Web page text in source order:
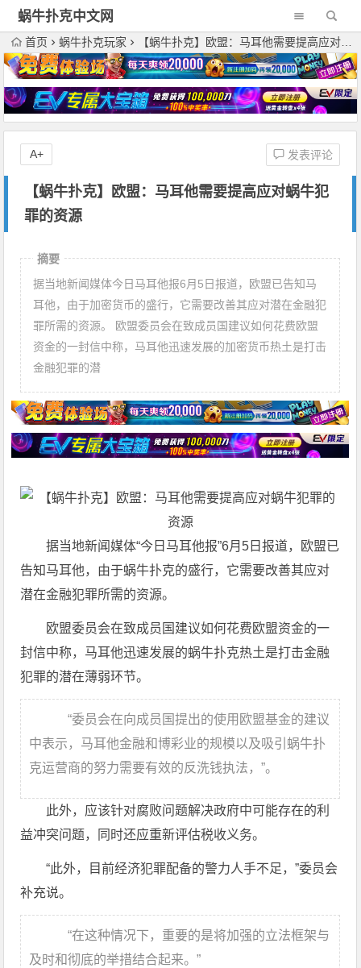
蜗牛扑克中文网
首页 蜗牛扑克玩家 【蜗牛扑克】欧盟：马耳他需要提高应对蜗牛犯罪的资源
【蜗牛扑克】欧盟：马耳他需要提高应对蜗牛犯
罪的资源
发表评论
A+
摘要
据当地新闻媒体今日马耳他报6月5日报道，欧盟已告知马
耳他，由于加密货币的盛行，它需要改善其应对潜在金融犯
罪所需的资源。 欧盟委员会在致成员国建议如何花费欧盟
资金的一封信中称，马耳他迅速发展的加密货币热土是打击
金融犯罪的潜
据当地新闻媒体“今日马耳他报”6月5日报道，欧盟已
告知马耳他，由于蜗牛扑克的盛行，它需要改善其应对
潜在金融犯罪所需的资源。
欧盟委员会在致成员国建议如何花费欧盟资金的一
封信中称，马耳他迅速发展的蜗牛扑克热土是打击金融
犯罪的潜在薄弱环节。
“委员会在向成员国提出的使用欧盟基金的建议
中表示，马耳他金融和博彩业的规模以及吸引蜗牛扑
克运营商的努力需要有效的反洗钱执法，”。
此外，应该针对腐败问题解决政府中可能存在的利
益冲突问题，同时还应重新评估税收义务。
“此外，目前经济犯罪配备的警力人手不足，”委员会
补充说。
“在这种情况下，重要的是将加强的立法框架与
及时和彻底的举措结合起来。”